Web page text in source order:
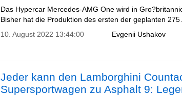
Das Hypercar Mercedes-AMG One wird in
Bisher hat die Produktion des ersten der geplanten 275
Evgenii Ushakov
10. August 2022 13:44:00
Jeder kann den Lamborghini
Supersportwagen zu Asphalt 9: